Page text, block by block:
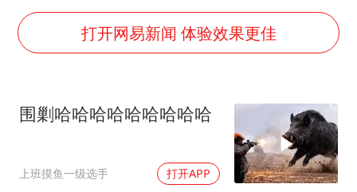
两名乘客在飞机上因调节座椅起冲突
女儿为争财产堵门阻挠父亲出殡
今日立秋你咬秋了吗
打开网易新闻 体验效果更佳
围剿哈哈哈哈哈哈哈哈哈
上班摸鱼一级选手 打开APP